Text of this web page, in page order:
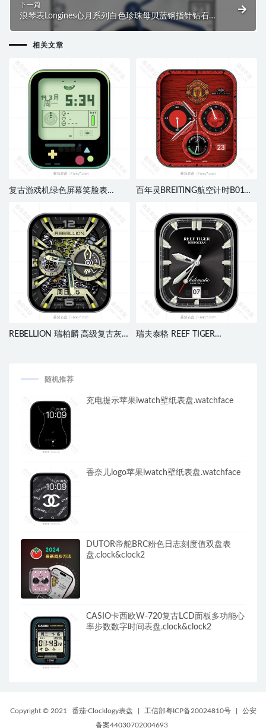
下一篇
浪琴表Longines心月系列白色珍珠母贝蓝钢指针钻石镶
相关文章
复古游戏机绿色屏幕笑脸表
百年灵BREITING航空计时B01曼
REBELLION 瑞柏麟 高级复古灰金
瑞夫泰格 REEF TIGER
随机推荐
充电提示苹果iwatch壁纸表盘.watchface
香奈儿logo苹果iwatch壁纸表盘.watchface
DUTOR帝舵BRC粉色日志刻度值双盘表
盘.clock&clock2
CASIO卡西欧W-720复古LCD面板多功能心
率步数数字时间表盘.clock&clock2
Copyright © 2021 番茄·Clocklogy表盘 工信部粤ICP备20024810号
公安
备案44030702004693